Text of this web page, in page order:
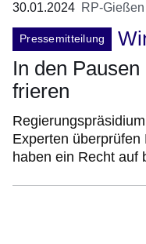
30.01.2024 RP-Gießen
Pressemitteilung
In den
frieren
Experten
haben ein Recht auf